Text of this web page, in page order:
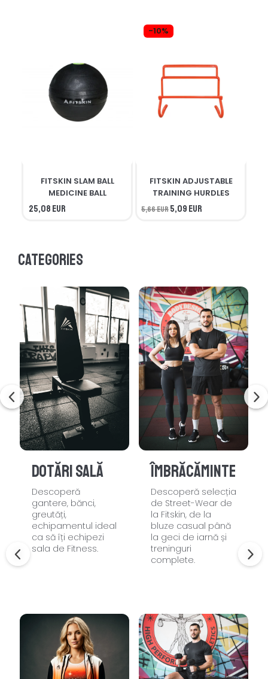
FITSKIN SLAM BALL
MEDICINE BALL
25,08 EUR
-10%
FITSKIN ADJUSTABLE
TRAINING HURDLES
5,66 EUR5,09 EUR
Categories
Dotări sală
Descoperă
gantere, bănci,
greutăți,
echipamentul ideal
ca să îți echipezi
sala de Fitness.
Îmbrăcăminte
Descoperă selecția
de Street-Wear de
la Fitskin, de la
bluze casual până
la geci de iarnă și
treninguri
complete.